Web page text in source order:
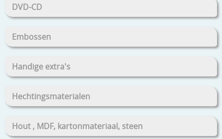
DVD-CD
Embossen
Handige extra's
Hechtingsmaterialen
Hout , MDF, kartonmateriaal, steen